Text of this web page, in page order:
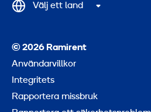
© 2026 Ramirent
Användarvillkor
Integritets
Rapportera missbruk
Välj ett land